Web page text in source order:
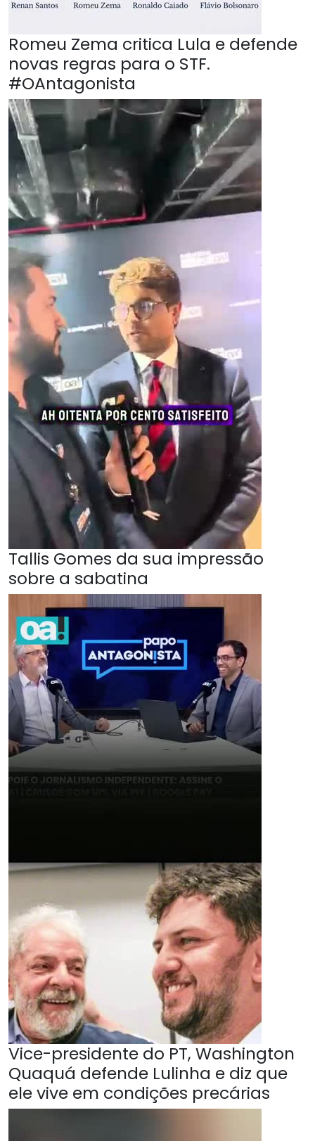
Romeu Zema critica Lula e defende
novas regras para o STF.
#OAntagonista
Tallis Gomes da sua impressão
sobre a sabatina
Vice-presidente do PT, Washington
Quaquá defende Lulinha e diz que
ele vive em condições precárias